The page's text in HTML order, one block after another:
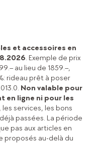
et accessoires en
. Exemple de prix
au lieu de 1859.–,
rideau prêt à poser
Non valable pour
en ligne ni pour les
services, les bons
passées. La période
pas aux articles en
proposés au-delà du